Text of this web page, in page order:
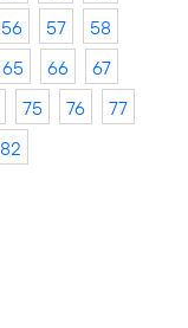
56 57
58
65 66
67
75 76
77
82